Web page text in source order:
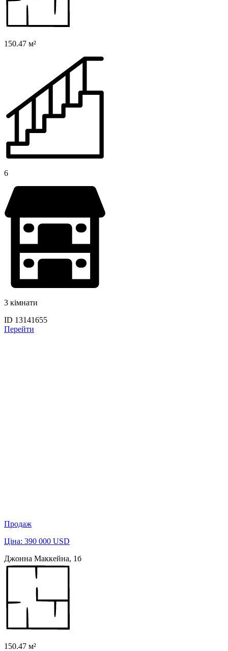
150.47 м²
6
3 кімнати
ID 13141655
Перейти
Продаж
Ціна: 390 000 USD
Джонна Маккейна, 1б
150.47 м²